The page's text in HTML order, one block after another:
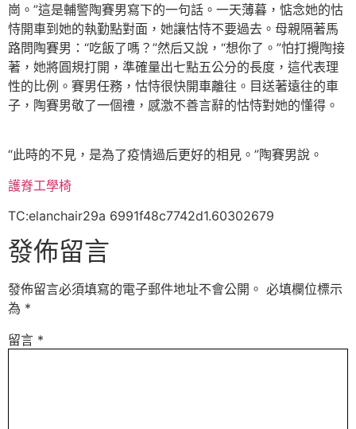
崗。”這是輔警陶賽男寫下的一句話。一天薄暮，惦念她的怙
恃開車到她的執勤點對面，她讓怙恃不要過去。母親隔著馬
路問陶賽男：“吃飯了嗎？”然后又說，“想你了。”怕打攪陶接
著，她將圓規打開，準確量出七點五公分的長度，這代表理
性的比例。賽男任務，怙恃很快開車離往。目送著遠往的車
子，陶賽男敬了一個禮，感激不善言辭的怙恃對她的懂得。
“此時的不見，是為了疫情過后更好的相見。”陶賽男說。
護脊工學椅
TC:elanchair29a 6991f48c7742d1.60302679
發佈留言
發佈留言必須填寫的電子郵件地址不會公開。 必填欄位標示
為 *
留言 *